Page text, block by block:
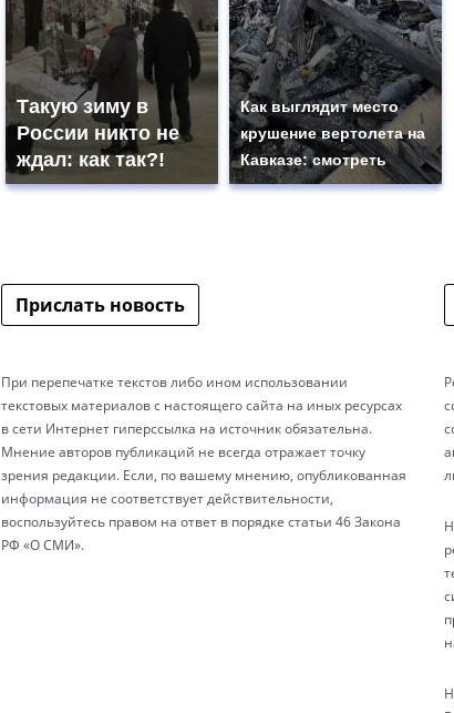
Такую зиму в
России никто не
ждал: как так?!
Как выглядит место
крушение вертолета на
Кавказе: смотреть
Прислать новость
При перепечатке текстов либо ином использовании
текстовых материалов с настоящего сайта на иных ресурсах
в сети Интернет гиперссылка на источник обязательна.
Мнение авторов публикаций не всегда отражает точку
зрения редакции. Если, по вашему мнению, опубликованная
информация не соответствует действительности,
воспользуйтесь правом на ответ в порядке статьи 46 Закона
РФ «О СМИ».